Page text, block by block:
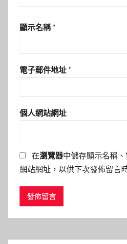
顯示名稱 *
電子郵件地址 *
個人網站網址
在瀏覽器中儲存顯示名稱
網站網址，以供下次發佈留言